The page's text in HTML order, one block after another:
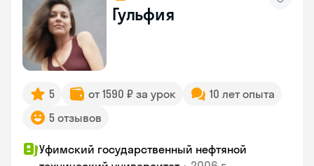
Гульфия
5 от 1590 ₽ за урок
10 лет опыта
5 отзывов
Уфимский государственный нефтяной